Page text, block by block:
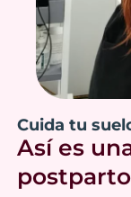
Cuida tu
Así es